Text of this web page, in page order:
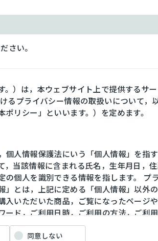
さい。
）は，本ウェブサイト上で提供するサ
るプライバシー情報の取扱いについて，
リシー」といいます。）を定めます。
個人情報保護法にいう「個人情報」を指
当該情報に含まれる氏名，生年月日，住
個人を識別できる情報を指します。 プ
とは，上記に定める「個人情報」以外
入いただいた商品，ご覧になったページ
ード，ご利用日時，ご利用の方法，ご利
のIPアドレス，クッキー情報，位置情報，
同意しない